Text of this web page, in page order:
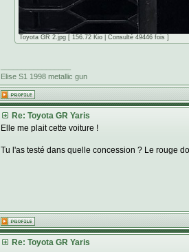
Toyota GR 2.jpg [ 156.72 Kio | Consulté 49446 fois ]
Elise S1 1998 metallic gun
Re: Toyota GR Yaris
Elle me plait cette voiture !
Tu l'as testé dans quelle concession ? Le rouge
Re: Toyota GR Yaris